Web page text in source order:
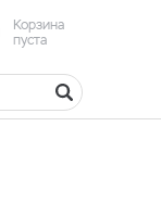
Корзина
пуста